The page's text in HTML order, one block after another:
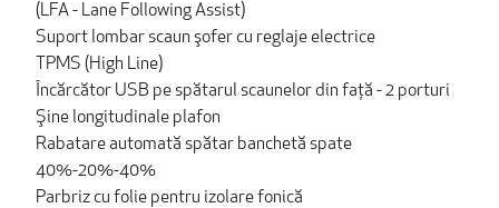
(LFA - Lane Following Assist)
Suport lombar scaun şofer cu reglaje electrice
TPMS (High Line)
Încărcător USB pe spătarul scaunelor din față - 2 porturi
Şine longitudinale plafon
Rabatare automată spătar banchetă spate
40%-20%-40%
Parbriz cu folie pentru izolare fonică